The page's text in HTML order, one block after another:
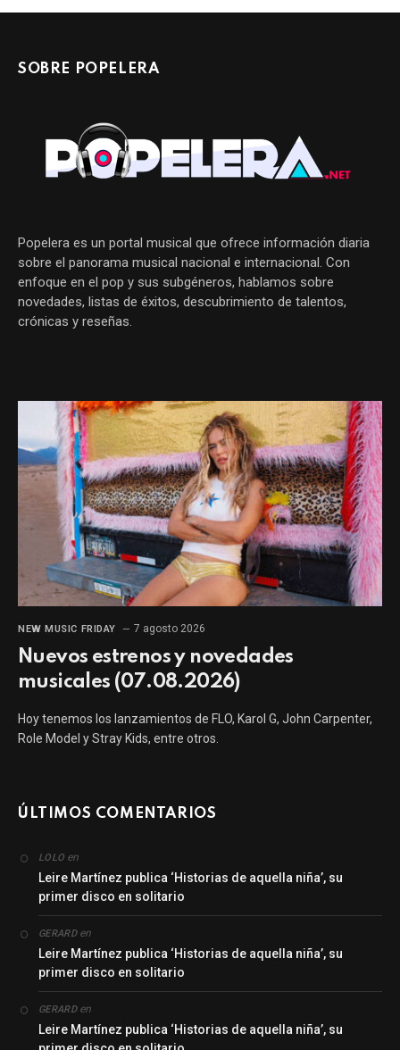
SOBRE POPELERA
Popelera es un portal musical que ofrece información diaria
sobre el panorama musical nacional e internacional. Con
enfoque en el pop y sus subgéneros, hablamos sobre
novedades, listas de éxitos, descubrimiento de talentos,
crónicas y reseñas.
NEW MUSIC FRIDAY 7 agosto 2026
Nuevos estrenos y novedades
musicales (07.08.2026)
Hoy tenemos los lanzamientos de FLO, Karol G, John Carpenter,
Role Model y Stray Kids, entre otros.
ÚLTIMOS COMENTARIOS
LOLO en
Leire Martínez publica ‘Historias de aquella niña’, su
primer disco en solitario
GERARDen
Leire Martínez publica ‘Historias de aquella niña’, su
primer disco en solitario
GERARDen
Leire Martínez publica ‘Historias de aquella niña’, su